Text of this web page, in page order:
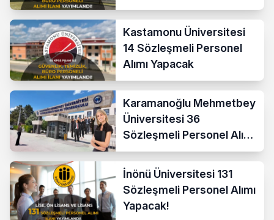
Kastamonu Üniversitesi
14 Sözleşmeli Personel
Alımı Yapacak
Karamanoğlu Mehmetbey
Üniversitesi 36
Sözleşmeli Personel Alımı
Yapacak
İnönü Üniversitesi 131
Sözleşmeli Personel Alımı
Yapacak!